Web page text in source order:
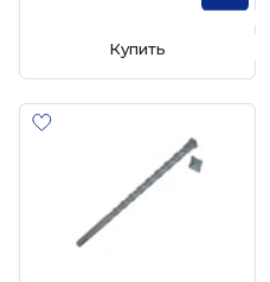
Купить